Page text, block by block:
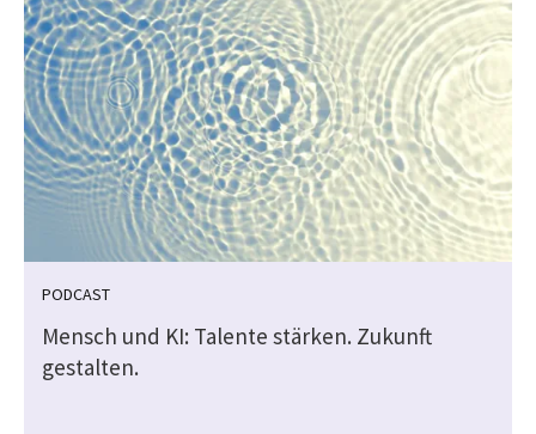
PODCAST
Mensch und KI: Talente stärken. Zukunft
gestalten.